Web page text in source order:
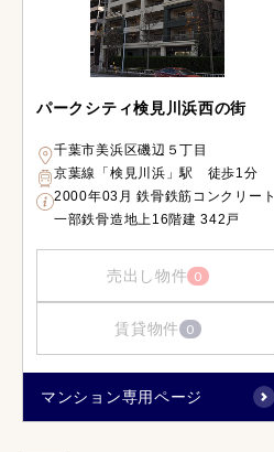
パークシティ検見川浜西の街
千葉市美浜区磯辺５丁目
京葉線「検見川浜」駅 徒歩1分
2000年03月 鉄骨鉄筋コンクリート
一部鉄骨造地上16階建 342戸
売出し物件 0
賃貸物件 0
マンション専用ページ